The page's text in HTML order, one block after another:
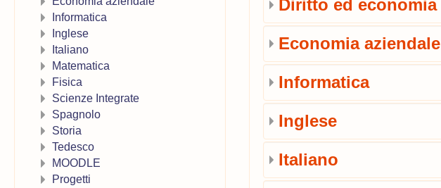
Diritto ed economia
Economia aziendale
Informatica
Inglese
Italiano
Informatica
Inglese
Italiano
Matematica
Fisica
Scienze Integrate
Spagnolo
Storia
Tedesco
MOODLE
Progetti